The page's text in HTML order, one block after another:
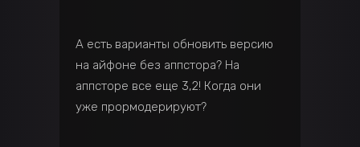
А есть варианты обновить версию
на айфоне без аппстора? На
аппсторе все еще 3,2! Когда они
уже прормодерируют?